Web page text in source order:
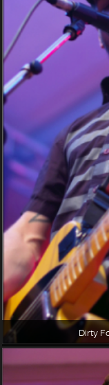
Dirty